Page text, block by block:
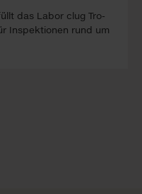
das La­bor clug Tro­
In­spekt­ion­en rund um